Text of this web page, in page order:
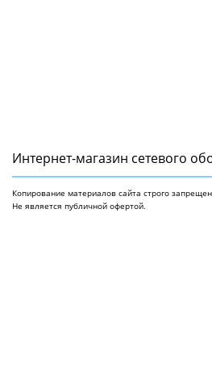
Интернет-магазин сетeвого
Копирование материалов сайта строго
Не является публичной офертой.